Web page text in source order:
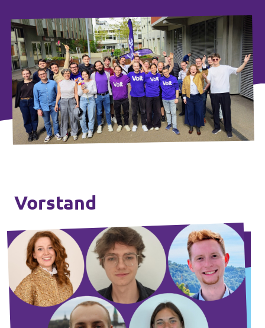
Volt Italien
Volt Niederlande
Volt Portugal
Wahlen 2026
Familienzeit-Initiative
Medienspiegel
Spenden
FAQ
Kontakt
Offene Stellen
Vorstand